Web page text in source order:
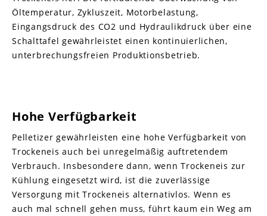
Öltemperatur, Zykluszeit, Motorbelastung,
Eingangsdruck des CO2 und Hydraulikdruck über eine
Schalttafel gewährleistet einen kontinuierlichen,
unterbrechungsfreien Produktionsbetrieb.
Hohe Verfügbarkeit
Pelletizer gewährleisten eine hohe Verfügbarkeit von
Trockeneis auch bei unregelmäßig auftretendem
Verbrauch. Insbesondere dann, wenn Trockeneis zur
Kühlung eingesetzt wird, ist die zuverlässige
Versorgung mit Trockeneis alternativlos. Wenn es
auch mal schnell gehen muss, führt kaum ein Weg am